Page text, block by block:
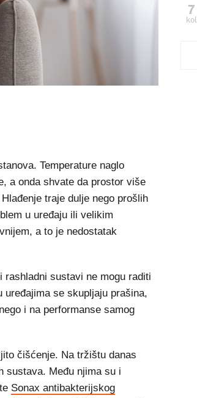
Temperature naglo
a onda shvate da prostor više
traje dulje nego prošlih
u uređaju ili velikim
a to je nedostatak
sustavi ne mogu raditi
se skupljaju prašina,
i na performanse samog
čišćenje. Na tržištu danas
sustava. Među njima su i
Sonax antibakterijskog
7
kol